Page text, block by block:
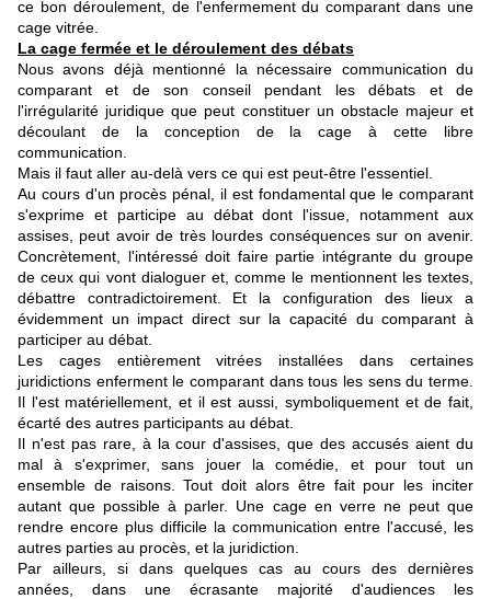
ce bon déroulement, de l'enfermement du comparant dans une
cage vitrée.
La cage fermée et le déroulement des débats
Nous avons déjà mentionné la nécessaire communication du
comparant et de son conseil pendant les débats et de
l'irrégularité juridique que peut constituer un obstacle majeur et
découlant de la conception de la cage à cette libre
communication.
Mais il faut aller au-delà vers ce qui est peut-être l'essentiel.
Au cours d'un procès pénal, il est fondamental que le comparant
s'exprime et participe au débat dont l'issue, notamment aux
assises, peut avoir de très lourdes conséquences sur on avenir.
Concrètement, l'intéressé doit faire partie intégrante du groupe
de ceux qui vont dialoguer et, comme le mentionnent les textes,
débattre contradictoirement. Et la configuration des lieux a
évidemment un impact direct sur la capacité du comparant à
participer au débat.
Les cages entièrement vitrées installées dans certaines
juridictions enferment le comparant dans tous les sens du terme.
Il l'est matériellement, et il est aussi, symboliquement et de fait,
écarté des autres participants au débat.
Il n'est pas rare, à la cour d'assises, que des accusés aient du
mal à s'exprimer, sans jouer la comédie, et pour tout un
ensemble de raisons. Tout doit alors être fait pour les inciter
autant que possible à parler. Une cage en verre ne peut que
rendre encore plus difficile la communication entre l'accusé, les
autres parties au procès, et la juridiction.
Par ailleurs, si dans quelques cas au cours des dernières
années, dans une écrasante majorité d'audiences les